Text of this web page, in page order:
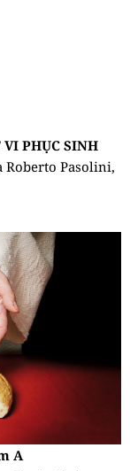
PHỤC SINH
Roberto Pasolini,
A